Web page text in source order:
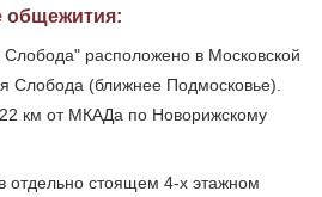
общежития:
расположено в Московской
Слобода (ближнее Подмосковье).
км от МКАДа по Новорижскому
стоящем 4-х этажном